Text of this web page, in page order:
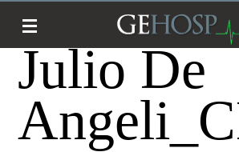
Julio De